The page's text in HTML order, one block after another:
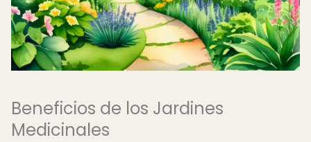
Beneficios de los Jardines
Medicinales